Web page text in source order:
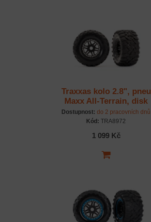
Traxxas kolo 2.8", pneu
Maxx All-Terrain, disk
černý (2)
Dostupnost: do 2 pracovních dnů
Kód: TRA8972
1 099 Kč